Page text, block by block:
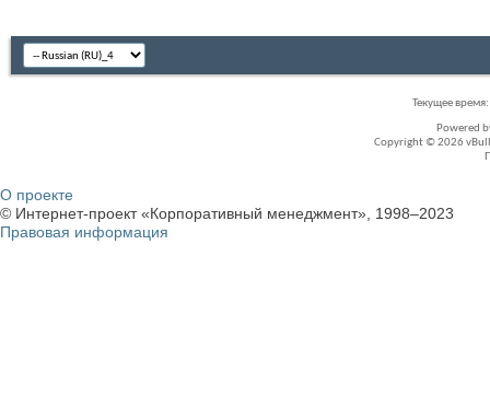
Текущее время:
Powered
Copyright © 2026
О проекте
© Интернет-проект «Корпоративный менеджмент», 1998–2023
Правовая информация